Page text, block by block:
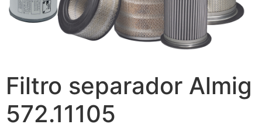
Filtro separador Almig
572.11105